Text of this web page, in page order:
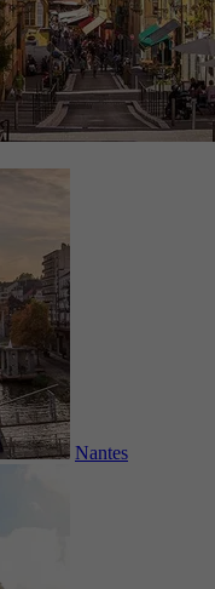
Nantes